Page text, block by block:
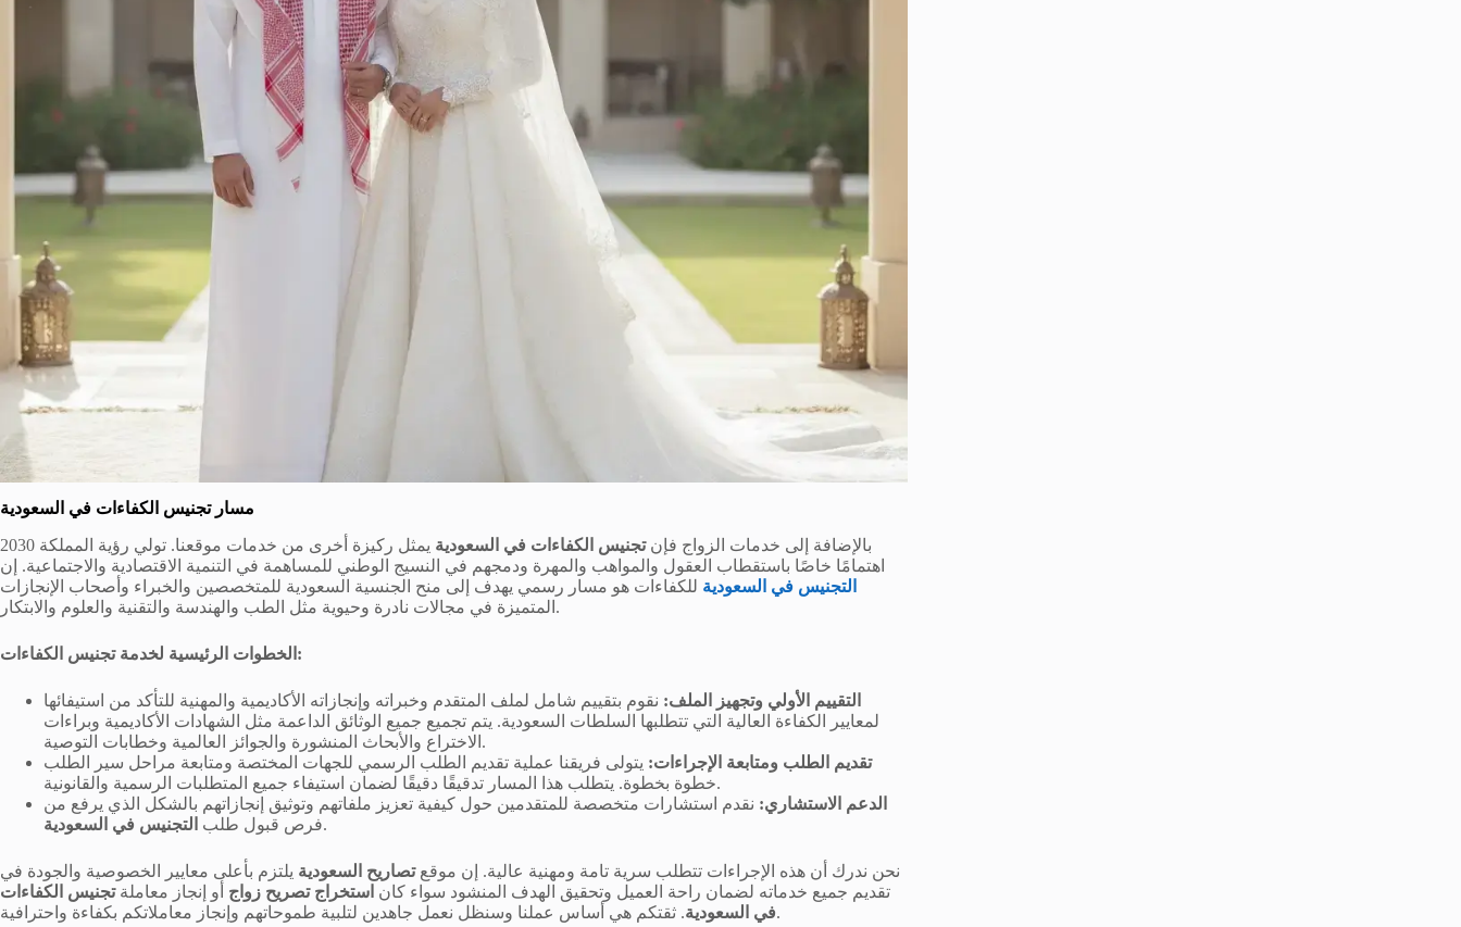
مسار تجنيس الكفاءات في السعودية
بالإضافة إلى خدمات الزواج فإنتجنيس الكفاءات في السعودية
يمثل ركيزة أخرى من خدمات موقعنا. تولي رؤية المملكة 2030
اهتمامًا خاصًا باستقطاب العقول والمواهب والمهرة ودمجهم في النسيج الوطني للمساهمة في التنمية الاقتصادية والاجتماعية. إن
التجنيس في السعودية للكفاءات هو مسار رسمي يهدف إلى منح الجنسية السعودية للمتخصصين والخبراء وأصحاب الإنجازات
المتميزة في مجالات نادرة وحيوية مثل الطب والهندسة والتقنية والعلوم والابتكار.
الخطوات الرئيسية لخدمة تجنيس الكفاءات:
التقييم الأولي وتجهيز الملف: نقوم بتقييم شامل لملف المتقدم وخبراته وإنجازاته الأكاديمية والمهنية للتأكد من استيفائها
لمعايير الكفاءة العالية التي تتطلبها السلطات السعودية. يتم تجميع جميع الوثائق الداعمة مثل الشهادات الأكاديمية وبراءات
الاختراع والأبحاث المنشورة والجوائز العالمية وخطابات التوصية.
تقديم الطلب ومتابعة الإجراءات: يتولى فريقنا عملية تقديم الطلب الرسمي للجهات المختصة ومتابعة مراحل سير الطلب
خطوة بخطوة. يتطلب هذا المسار تدقيقًا دقيقًا لضمان استيفاء جميع المتطلبات الرسمية والقانونية.
الدعم الاستشاري: نقدم استشارات متخصصة للمتقدمين حول كيفية تعزيز ملفاتهم وتوثيق إنجازاتهم بالشكل الذي يرفع من
فرص قبول طلب التجنيس في السعودية .
نحن ندرك أن هذه الإجراءات تتطلب سرية تامة ومهنية عالية. إن موقعتصاريح السعودية يلتزم بأعلى معايير الخصوصية والجودة في
تقديم جميع خدماته لضمان راحة العميل وتحقيق الهدف المنشود سواء كان استخراج تصريح زواج أو إنجاز معاملةتجنيس الكفاءات
في السعودية. ثقتكم هي أساس عملنا وسنظل نعمل جاهدين لتلبية طموحاتهم وإنجاز معاملاتكم بكفاءة واحترافية.